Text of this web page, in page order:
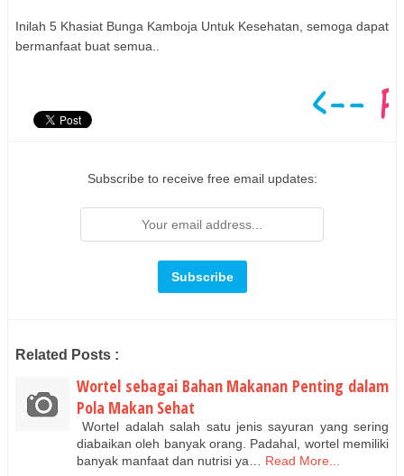
Inilah 5 Khasiat Bunga Kamboja Untuk Kesehatan, semoga dapat
bermanfaat buat semua..
Subscribe to receive free email updates:
Related Posts :
Wortel sebagai Bahan Makanan Penting dalam
Pola Makan Sehat
Wortel adalah salah satu jenis sayuran yang sering
diabaikan oleh banyak orang. Padahal, wortel memiliki
banyak manfaat dan nutrisi ya…
Read More...